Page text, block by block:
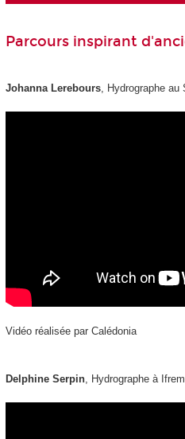
Parcours inspirant
Johanna Lerebours, Hydrographe au
Vidéo réalisée par Calédonia
Delphine Serpin, Hydrographe à